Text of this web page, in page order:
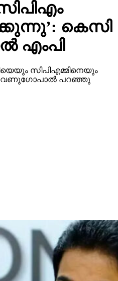
കെസി
എംപി
സിപിഎമ്മിനെയും
വേണുഗോപാല്‍ പറഞ്ഞു